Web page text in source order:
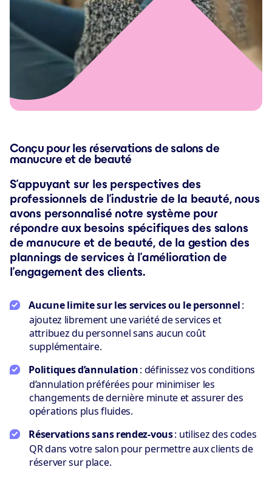
Conçu pour les réservations de salons de
manucure et de beauté
S’appuyant sur les perspectives des
professionnels de l’industrie de la beauté, nous
avons personnalisé notre système pour
répondre aux besoins spécifiques des salons
de manucure et de beauté, de la gestion des
plannings de services à l’amélioration de
l’engagement des clients.
Aucune limite sur les services ou le personnel:
ajoutez librement une variété de services et
attribuez du personnel sans aucun coût
supplémentaire.
Politiques d’annulation: définissez vos conditions
d’annulation préférées pour minimiser les
changements de dernière minute et assurer des
opérations plus fluides.
Réservations sans rendez-vous: utilisez des codes
QR dans votre salon pour permettre aux clients de
réserver sur place.